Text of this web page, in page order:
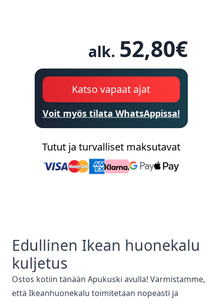
alk. 52,80€
Katso vapaat ajat
Voit myös tilata WhatsAppissa!
Tutut ja turvalliset maksutavat
Edullinen Ikean huonekalu
kuljetus
Ostos kotiin tänään Apukuski avulla! Varmistamme,
että Ikeanhuonekalu toimitetaan nopeasti ja